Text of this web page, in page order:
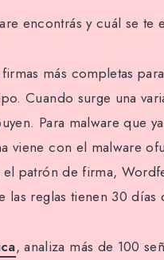
encontrás y cuál se te
más completas
Cuando surge una
Para malware que
viene con el malware
patrón de firma,
las reglas tienen 30 días
, analiza más de 100